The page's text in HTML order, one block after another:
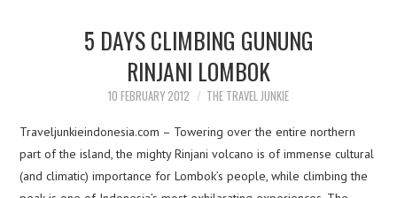
5 DAYS CLIMBING GUNUNG
RINJANI LOMBOK
10 FEBRUARY 2012 THE TRAVEL JUNKIE
Traveljunkieindonesia.com – Towering over the entire northern
part of the island, the mighty Rinjani volcano is of immense cultural
(and climatic) importance for Lombok’s people, while climbing the